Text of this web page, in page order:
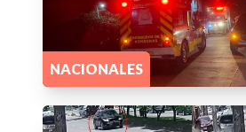
NACIONALES